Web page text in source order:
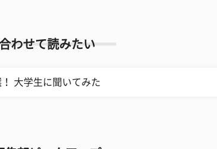
わせて読みたい
大学生に聞いてみた